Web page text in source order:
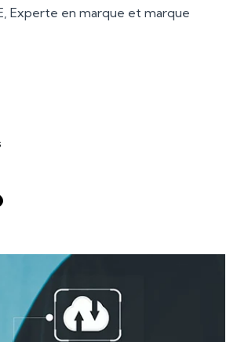
Experte en marque et marque